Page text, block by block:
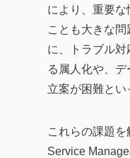
により、重要
ことも大きな
に、トラブル
る属人化や、
立案が困難とい
これらの課題
Service